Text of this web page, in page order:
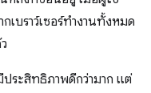
บราว์เซอร์ทำงานทั้งหมด
ประสิทธิภาพดีกว่ามาก แต่